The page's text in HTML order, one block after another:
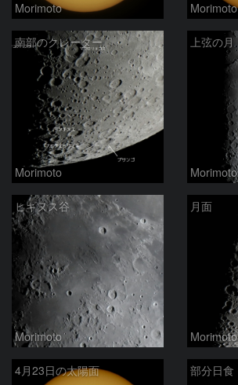
Morimoto Morimoto
南部のクレーター
Morimoto
上弦の月
Morimoto
ヒギヌス谷
Morimoto
月面
Morimoto
4月23日の太陽面 部分日食